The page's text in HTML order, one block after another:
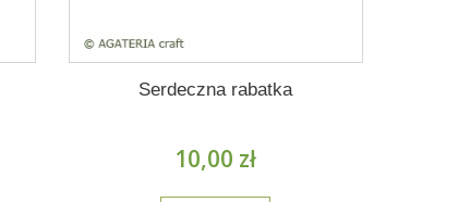
Serdeczna rabatka
10,00 zł